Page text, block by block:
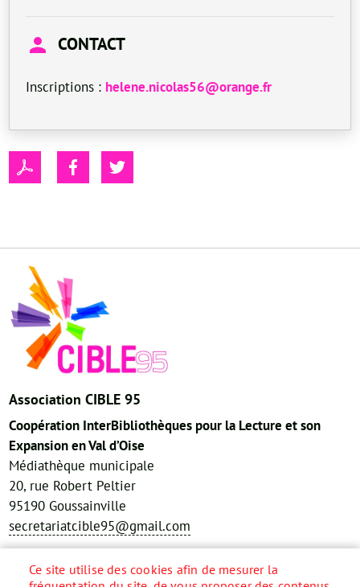
CONTACT
Inscriptions : helene.nicolas56@orange.fr
Association CIBLE 95
Coopération InterBibliothèques pour la Lecture et son
Expansion en Val d’Oise
Médiathèque municipale
20, rue Robert Peltier
95190 Goussainville
secretariatcible95@gmail.com
Réseaux sociaux
Ce site utilise des cookies afin de mesurer la